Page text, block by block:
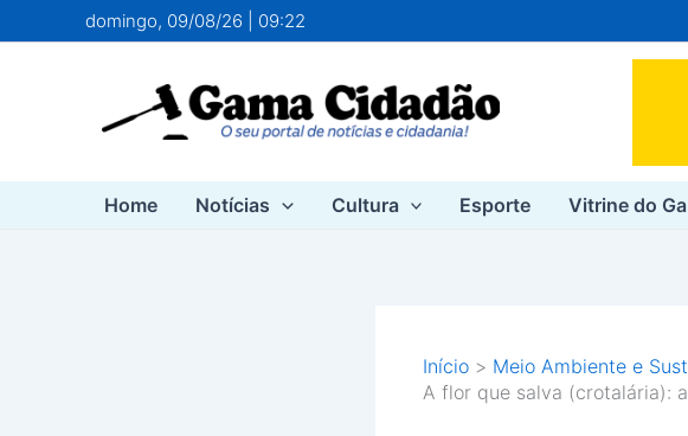
para
domingo, 09/08/26 | 09:22
Home Notícias Cultura Esporte Vitrine do
Início
Meio Ambiente e
A flor que salva (crotalária):